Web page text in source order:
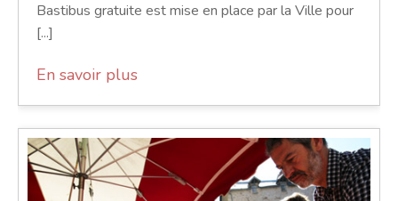
Bastibus gratuite est mise en place par la Ville pour
[...]
En savoir plus